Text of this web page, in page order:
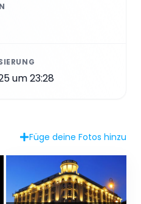
um 23:28
Füge deine Fotos hinzu